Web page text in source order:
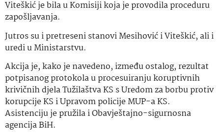
Viteškić je bila u Komisiji koja je provodila proceduru
zapošljavanja.
Jutros su i pretreseni stanovi Mesihović i Viteškić, ali i
uredi u Ministarstvu.
Akcija je, kako je navedeno, između ostalog, rezultat
potpisanog protokola u procesuiranju koruptivnih
krivičnih djela Tužilaštva KS s Uredom za borbu protiv
korupcije KS i Upravom policije MUP-a KS.
Asistenciju je pružila i Obavještajno-sigurnosna
agencija BiH.